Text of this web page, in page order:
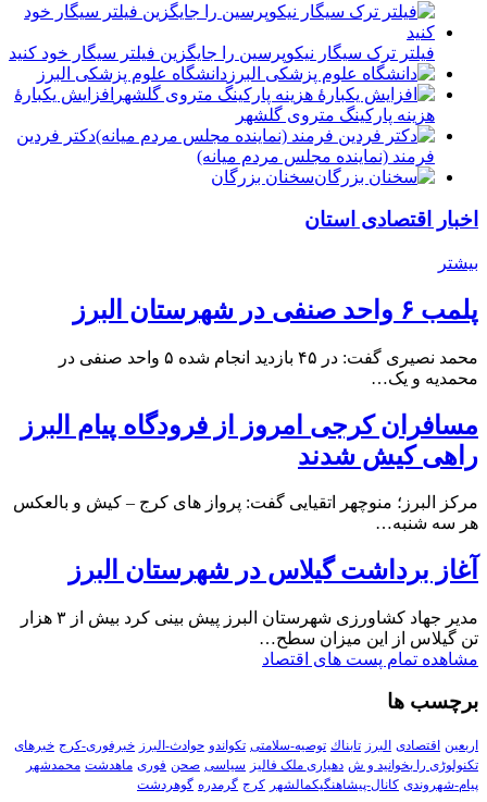
فیلتر ترک سیگار نیکوپرسین را جایگزین فیلتر سیگار خود کنید
دانشگاه علوم پزشکی البرز
افزایش یکبارۀ
هزینه پارکینگ متروی گلشهر
دكتر فردين
فرمند (نماينده مجلس مردم میانه)
سخنان بزرگان
اخبار اقتصادی استان
بیشتر
پلمب ۶ واحد صنفی در شهرستان البرز
محمد نصیری گفت: در ۴۵ بازدید انجام شده ۵ واحد صنفی در
محمدیه و یک…
مسافران کرجی امروز از فرودگاه پیام البرز
راهی کیش شدند
مرکز البرز؛ منوچهر اتقیایی گفت: پرواز های کرج – کیش و بالعکس
هر سه شنبه…
آغاز برداشت گیلاس در شهرستان البرز
مدیر جهاد کشاورزی شهرستان البرز پیش بینی کرد بیش از ۳ هزار
تن گیلاس از این میزان سطح…
مشاهده تمام پست های اقتصاد
برچسب ها
اربعین اقتصادی البرز تابناك توصیه-سلامتی تکواندو حوادث-البرز خبرفوری-کرج خبرهای
تکنولوڑی را بخوانید و ش دهیاری ملک فالیز سیاسی صحن فوری ماهدشت محمدشهر
پیام-شهروندی کانال-پیشاهنگیکمالشهر کرج گرمدره گوهردشت